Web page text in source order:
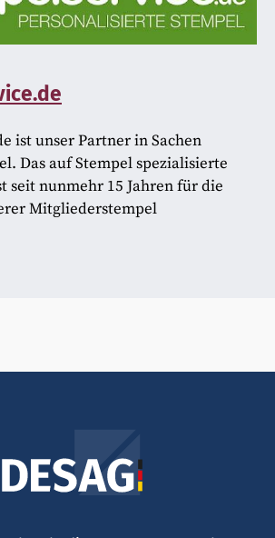
ist unser Partner in Sachen
Das auf Stempel spezialisierte
seit nunmehr 15 Jahren für die
Mitgliederstempel